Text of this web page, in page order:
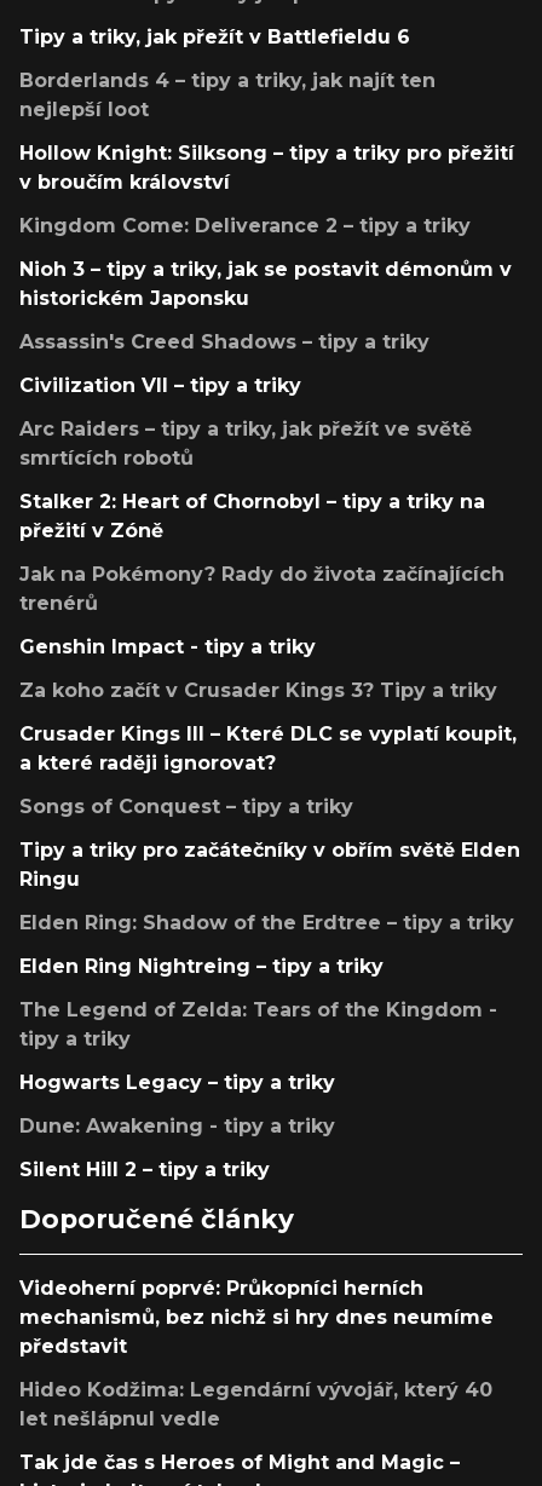
Tipy a triky, jak přežít v Battlefieldu 6
Borderlands 4 – tipy a triky, jak najít ten
nejlepší loot
Hollow Knight: Silksong – tipy a triky pro přežití
v broučím království
Kingdom Come: Deliverance 2 – tipy a triky
Nioh 3 – tipy a triky, jak se postavit démonům v
historickém Japonsku
Assassin's Creed Shadows – tipy a triky
Civilization VII – tipy a triky
Arc Raiders – tipy a triky, jak přežít ve světě
smrtících robotů
Stalker 2: Heart of Chornobyl – tipy a triky na
přežití v Zóně
Jak na Pokémony? Rady do života začínajících
trenérů
Genshin Impact - tipy a triky
Za koho začít v Crusader Kings 3? Tipy a triky
Crusader Kings III – Které DLC se vyplatí koupit,
a které raději ignorovat?
Songs of Conquest – tipy a triky
Tipy a triky pro začátečníky v obřím světě Elden
Ringu
Elden Ring: Shadow of the Erdtree – tipy a triky
Elden Ring Nightreing – tipy a triky
The Legend of Zelda: Tears of the Kingdom -
tipy a triky
Hogwarts Legacy – tipy a triky
Dune: Awakening - tipy a triky
Silent Hill 2 – tipy a triky
Doporučené články
Videoherní poprvé: Průkopníci herních
mechanismů, bez nichž si hry dnes neumíme
představit
Hideo Kodžima: Legendární vývojář, který 40
let nešlápnul vedle
Tak jde čas s Heroes of Might and Magic –